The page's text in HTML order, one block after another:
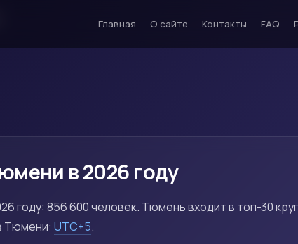
Главная О сайте Контакты FAQ
в 2026 году
году: 856 600 человек. Тюмень входит в топ-30
Тюмени: UTC+5.